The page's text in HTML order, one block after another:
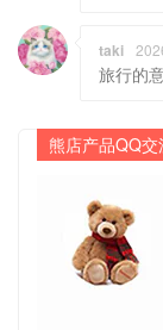
taki
旅行的
熊店产品QQ交